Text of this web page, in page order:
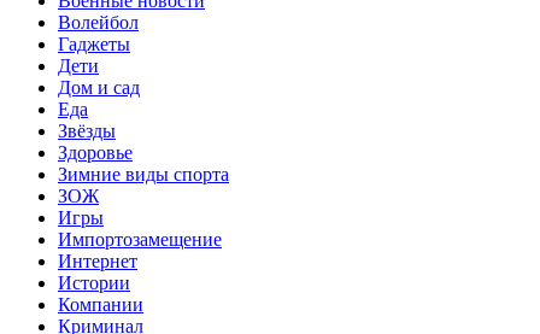
Волейбол
Гаджеты
Дети
Дом и сад
Еда
Звёзды
Здоровье
Зимние виды спорта
ЗОЖ
Игры
Импортозамещение
Интернет
Истории
Компании
Криминал